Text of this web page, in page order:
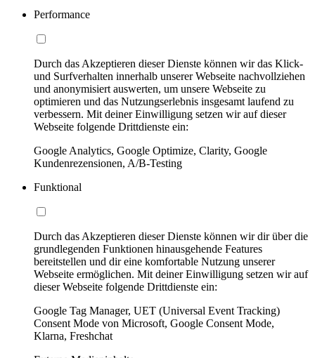
Performance
Durch das Akzeptieren dieser Dienste können wir das Klick-
und Surfverhalten innerhalb unserer Webseite nachvollziehen
und anonymisiert auswerten, um unsere Webseite zu
optimieren und das Nutzungserlebnis insgesamt laufend zu
verbessern. Mit deiner Einwilligung setzen wir auf dieser
Webseite folgende Drittdienste ein:
Google Analytics, Google Optimize, Clarity, Google
Kundenrezensionen, A/B-Testing
Funktional
Durch das Akzeptieren dieser Dienste können wir dir über die
grundlegenden Funktionen hinausgehende Features
bereitstellen und dir eine komfortable Nutzung unserer
Webseite ermöglichen. Mit deiner Einwilligung setzen wir auf
dieser Webseite folgende Drittdienste ein:
Google Tag Manager, UET (Universal Event Tracking)
Consent Mode von Microsoft, Google Consent Mode,
Klarna, Freshchat